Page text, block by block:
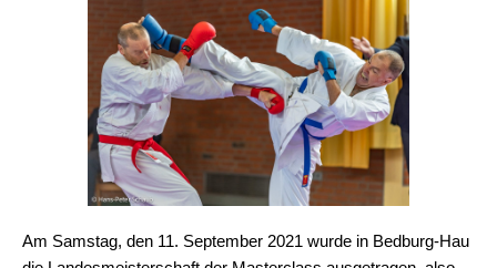
Am Samstag, den 11. September 2021 wurde in Bedburg-Hau